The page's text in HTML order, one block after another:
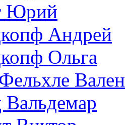
Юрий
Андрей
Ольга